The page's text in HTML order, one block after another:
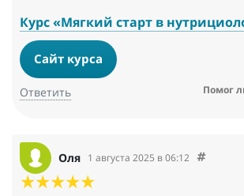
Курс «Мягкий старт в
Сайт курса
Ответить Помог
Оля 1 августа 2025 в 06:12